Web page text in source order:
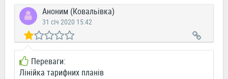
Аноним (Ковальівка)
31 січ 2020 15:42
Переваги:
Лінійка тарифних планів